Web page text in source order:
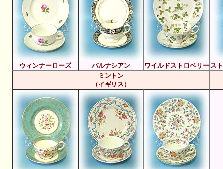
ウィンナーローズ パルナシアン ワイルドストロベリー ス
ミントン
（イギリス）